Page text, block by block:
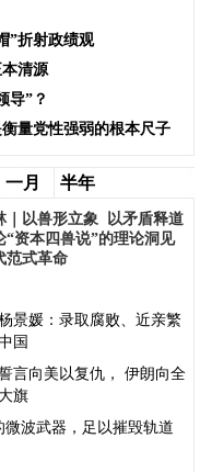
”折射政绩观
清源
导”？
量党性强弱的根本尺子
一月 半年
｜以兽形立象 以矛盾释道
资本四兽说”的理论洞见
范式革命
景媛：录取腐败、近亲繁
国
言向美以复仇， 伊朗向全
旗
微波武器，足以摧毁轨道